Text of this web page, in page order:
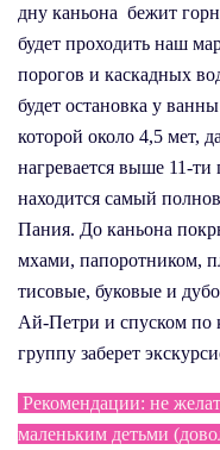
дну каньона бежит
будет проходить наш
порогов и каскадных
будет остановка у
которой около 4,5 мет,
нагревается выше 11-
находится самый
Пания. До каньона
мхами, папоротником,
тисовые, буковые и
Ай-Петри и спуском по
группу заберет
Рекомендации: не
маленьким детьми